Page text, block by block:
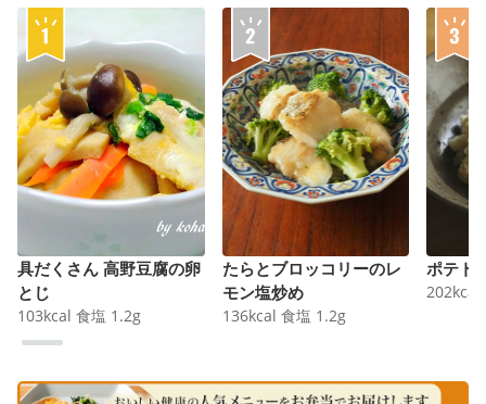
具だくさん 高野豆腐の卵
とじ
103kcal 食塩 1.2g
たらとブロッコリーのレ
モン塩炒め
136kcal 食塩 1.2g
ポテト
202kcal